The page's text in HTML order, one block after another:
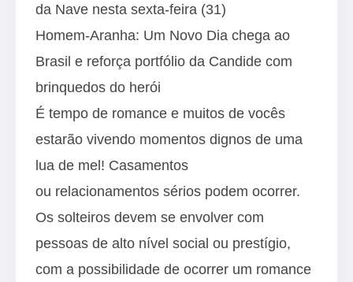
da Nave nesta sexta-feira (31)
Homem-Aranha: Um Novo Dia chega ao
Brasil e reforça portfólio da Candide com
brinquedos do herói
É tempo de romance e muitos de vocês
estarão vivendo momentos dignos de uma
lua de mel! Casamentos
ou relacionamentos sérios podem ocorrer.
Os solteiros devem se envolver com
pessoas de alto nível social ou prestígio,
com a possibilidade de ocorrer um romance